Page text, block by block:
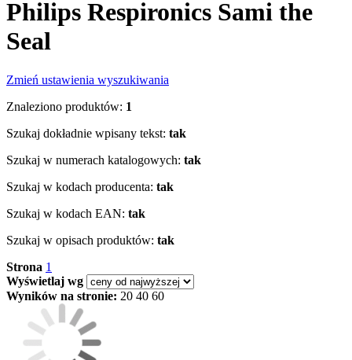
Philips Respironics Sami the
Seal
Zmień ustawienia wyszukiwania
Znaleziono produktów: 1
Szukaj dokładnie wpisany tekst: tak
Szukaj w numerach katalogowych: tak
Szukaj w kodach producenta: tak
Szukaj w kodach EAN: tak
Szukaj w opisach produktów: tak
Strona 1
Wyświetlaj wg
Wyników na stronie: 20 40 60